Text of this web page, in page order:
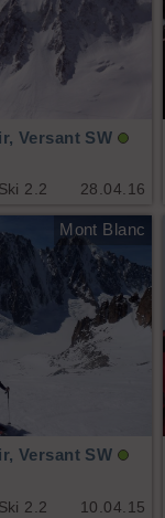
28.04.16
Versant SW
2.2
Mont Blanc
10.04.15
Versant SW
2.2